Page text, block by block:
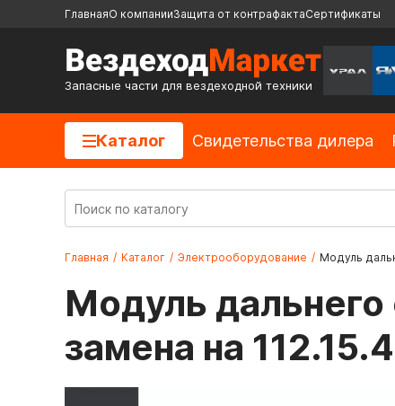
ГлавнаяО компанииЗащита от контрафактаСертификаты
Запасные части для вездеходной техники
Каталог Cвидетельства дилера
Главная / Каталог / Электрооборудование / Модуль
Модуль
замена на